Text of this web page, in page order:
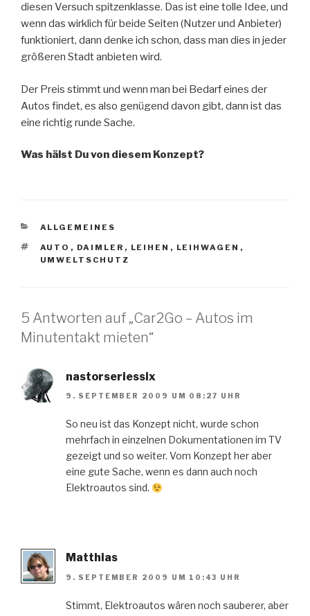
diesen Versuch spitzenklasse. Das ist eine tolle Idee, und
wenn das wirklich für beide Seiten (Nutzer und Anbieter)
funktioniert, dann denke ich schon, dass man dies in jeder
größeren Stadt anbieten wird.
Der Preis stimmt und wenn man bei Bedarf eines der
Autos findet, es also genügend davon gibt, dann ist das
eine richtig runde Sache.
Was hälst Du von diesem Konzept?
KATEGORIEN
ALLGEMEINES
SCHLAGWÖRTER
AUTO , DAIMLER , LEIHEN , LEIHWAGEN ,
UMWELTSCHUTZ
5 Antworten auf „Car2Go – Autos im
Minutentakt mieten“
nastorseriessix
9. SEPTEMBER 2009 UM 08:27 UHR
So neu ist das Konzept nicht, wurde schon
mehrfach in einzelnen Dokumentationen im TV
gezeigt und so weiter. Vom Konzept her aber
eine gute Sache, wenn es dann auch noch
Elektroautos sind.
Matthias
9. SEPTEMBER 2009 UM 10:43 UHR
Stimmt, Elektroautos wären noch sauberer, aber